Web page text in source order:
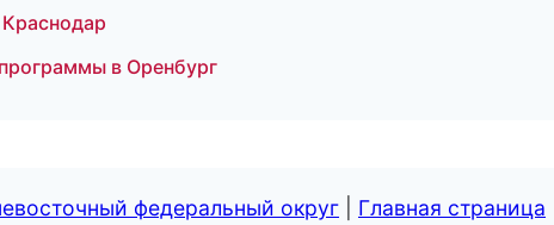
в Оренбург
федеральный округ Главная страница